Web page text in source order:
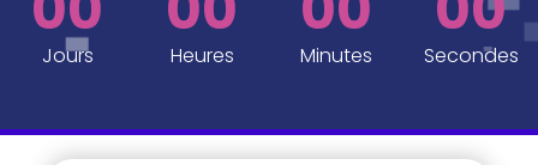
Jours Heures Minutes Secondes